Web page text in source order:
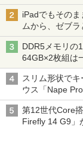
iPadでもその
ムから、ゼブ
DDR5メモリの
64GB×2枚組は
スリム形状で
ウス「Nape
第12世代Core
Firefly 14 G9」